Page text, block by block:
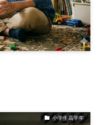
小学生高学年